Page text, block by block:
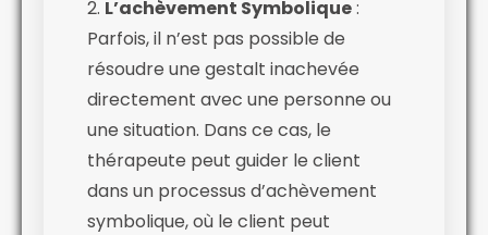
2. L’achèvement Symbolique:
Parfois, il n’est pas possible de
résoudre une gestalt inachevée
directement avec une personne ou
une situation. Dans ce cas, le
thérapeute peut guider le client
dans un processus d’achèvement
symbolique, où le client peut